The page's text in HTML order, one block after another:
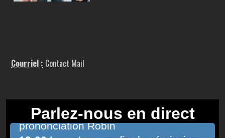
Courriel : Contact Mail